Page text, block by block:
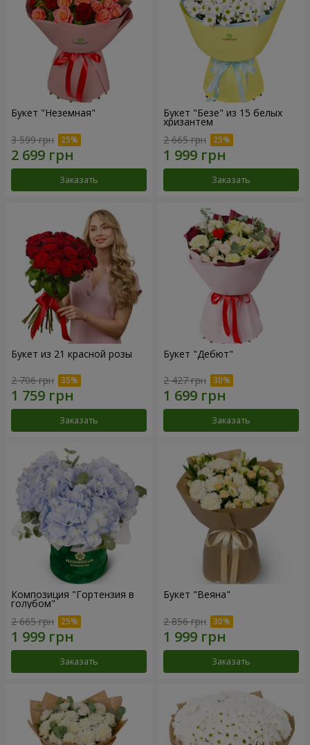
Букет "Неземная"
3 599 грн
Заказать
Букет "Безе" из 15 белых
хризантем
2 665 грн
Заказать
Букет из 21 красной розы
2 706 грн
Заказать
Букет "Дебют"
2 427 грн
Заказать
Композиция "Гортензия в
голубом"
2 665 грн
Заказать
Букет "Веяна"
2 856 грн
Заказать